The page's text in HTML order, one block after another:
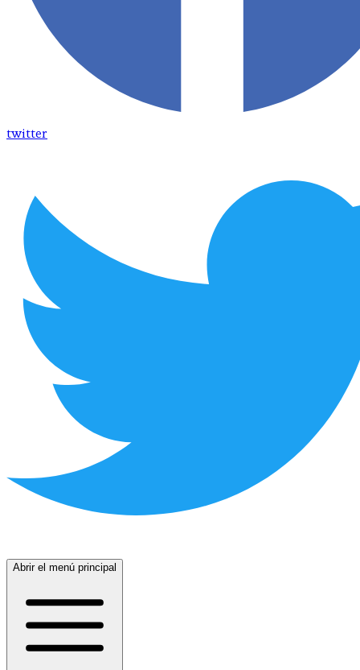
twitter
Abrir el menú principal